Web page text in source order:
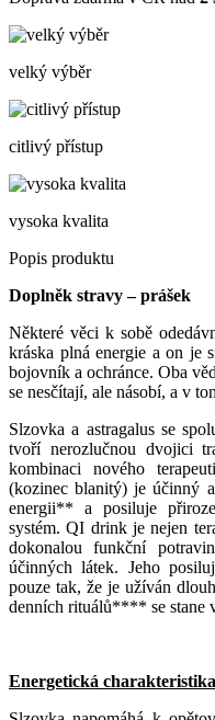
velký výběr
citlivý přístup
vysoka kvalita
Popis produktu
Doplněk stravy – prášek
Některé věci k sobě
kráska plná energie a on je
bojovník a ochránce. Oba
se nesčítají, ale násobí, a v
Slzovka a astragalus se
tvoří nerozlučnou dvojici
kombinaci nového
(kozinec blanitý) je účinný
energii** a posiluje
systém. QI drink je nejen
dokonalou funkční
účinných látek. Jeho
pouze tak, že je užíván
denních rituálů**** se stane
Energetická